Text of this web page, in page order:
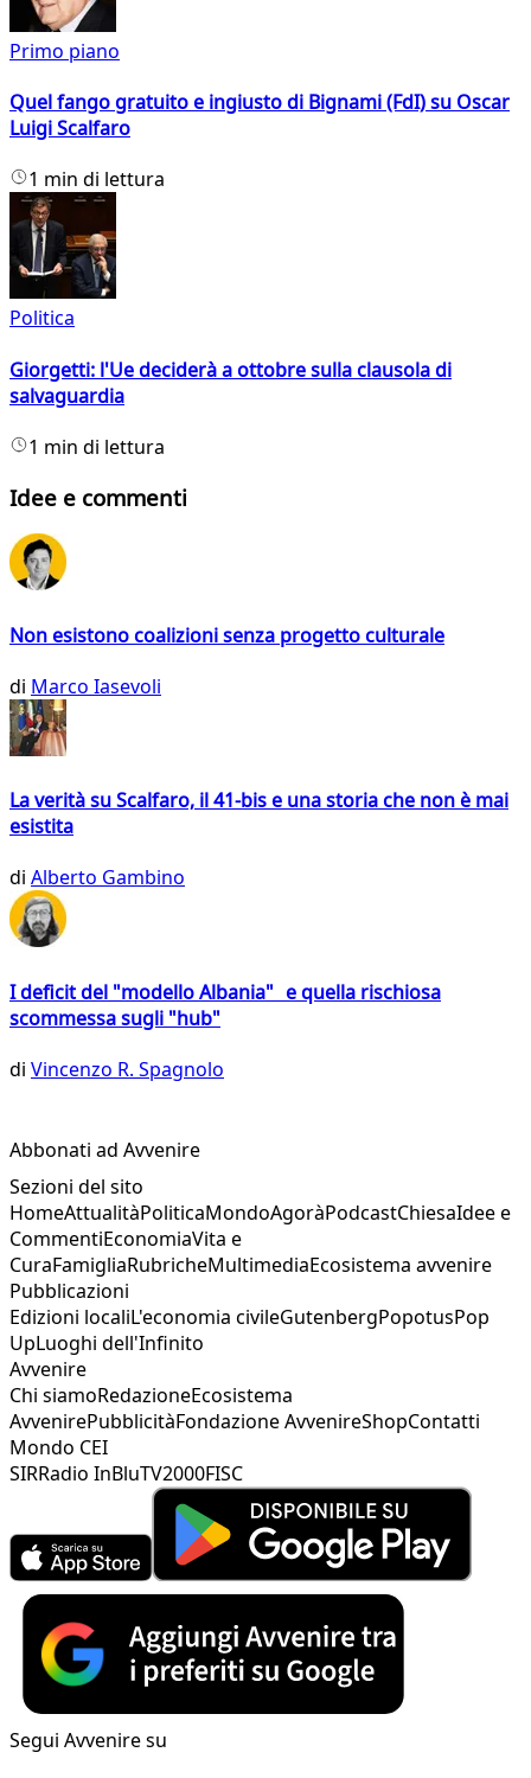
Primo piano
Quel fango gratuito e ingiusto di Bignami (FdI) su Oscar
Luigi Scalfaro
1 min di lettura
Politica
Giorgetti: l'Ue deciderà a ottobre sulla clausola di
salvaguardia
1 min di lettura
Idee e commenti
Non esistono coalizioni senza progetto culturale
di Marco Iasevoli
La verità su Scalfaro, il 41-bis e una storia che non è mai
esistita
di Alberto Gambino
I deficit del "modello Albania" e quella rischiosa
scommessa sugli "hub"
di Vincenzo R. Spagnolo
Abbonati ad Avvenire
Sezioni del sito
HomeAttualitàPoliticaMondoAgoràPodcastChiesaIdee e
CommentiEconomiaVita e
CuraFamigliaRubricheMultimediaEcosistema avvenire
Pubblicazioni
Edizioni localiL'economia civileGutenbergPopotusPop
UpLuoghi dell'Infinito
Avvenire
Chi siamoRedazioneEcosistema
AvvenirePubblicitàFondazione AvvenireShopContatti
Mondo CEI
SIRRadio InBluTV2000FISC
Segui Avvenire su